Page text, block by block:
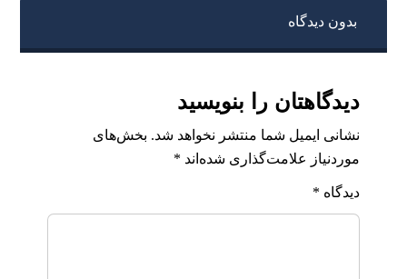
بدون دیدگاه
دیدگاهتان را بنویسید
نشانی ایمیل شما منتشر نخواهد شد. بخش‌های
موردنیاز علامت‌گذاری شده‌اند *
دیدگاه *